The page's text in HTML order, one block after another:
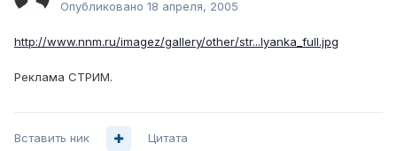
Опубликовано 18 апреля, 2005
http://www.nnm.ru/imagez/gallery/other/str...lyanka_full.jpg
Реклама СТРИМ.
Вставить ник Цитата